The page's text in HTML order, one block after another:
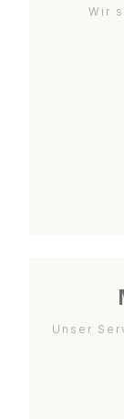
Wir
Unser